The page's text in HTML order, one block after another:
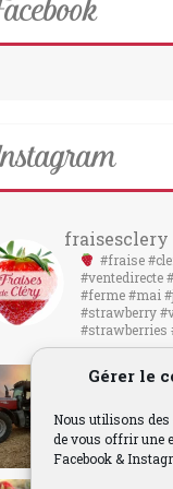
Gérer le
Nous utilisons
de vous offrir une
Facebook &
fraisesclery
#fraise
#ventedirecte
#ferme #mai
#strawberry
#strawberries